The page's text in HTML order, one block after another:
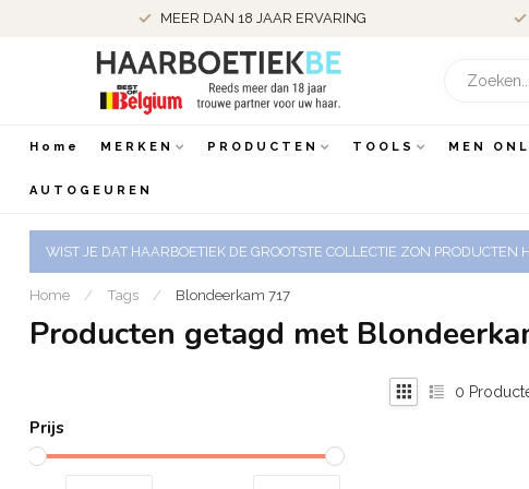
BESTELD VOOR 22.00 UUR DE DAG NADIEN IN HUIS
Home MERKEN PRODUCTEN TOOLS MEN
AUTOGEUREN
WIST JE DAT HAARBOETIEK DE GROOTSTE COLLECTIE ZON
Home / Tags / Blondeerkam 717
Producten getagd met
Prijs
0